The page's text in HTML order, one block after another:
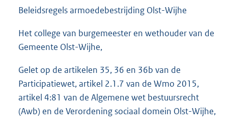
Beleidsregels armoedebestrijding Olst-Wijhe
Het college van burgemeester en wethouder van de
Gemeente Olst-Wijhe,
Gelet op de artikelen 35, 36 en 36b van de
Participatiewet, artikel 2.1.7 van de Wmo 2015,
artikel 4:81 van de Algemene wet bestuursrecht
(Awb) en de Verordening sociaal domein Olst-Wijhe,